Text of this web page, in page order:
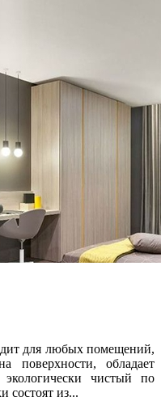
для любых помещений,
поверхности, обладает
чистый по
состоят из...